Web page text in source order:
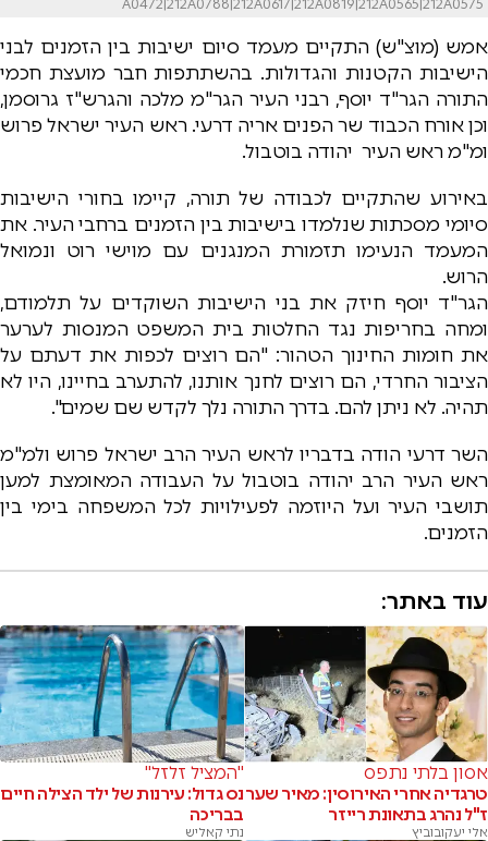
A0472|212A0788|212A0617|212A0819|212A0565|212A0575
אמש (מוצ"ש) התקיים מעמד סיום ישיבות בין הזמנים לבני
הישיבות הקטנות והגדולות. בהשתתפות חבר מועצת חכמי
התורה הגר"ד יוסף, רבני העיר הגר"מ מלכה והגרש"ז גרוסמן,
וכן אורח הכבוד שר הפנים אריה דרעי. ראש העיר ישראל פרוש
ומ"מ ראש העיר יהודה בוטבול.
באירוע שהתקיים לכבודה של תורה, קיימו בחורי הישיבות
סיומי מסכתות שנלמדו בישיבות בין הזמנים ברחבי העיר. את
המעמד הנעימו תזמורת המנגנים עם מוישי רוט ונמואל
הרוש.
הגר"ד יוסף חיזק את בני הישיבות השוקדים על תלמודם,
ומחה בחריפות נגד החלטות בית המשפט המנסות לערער
את חומות החינוך הטהור: "הם רוצים לכפות את דעתם על
הציבור החרדי, הם רוצים לחנך אותנו, להתערב בחיינו, היו לא
תהיה. לא ניתן להם. בדרך התורה נלך לקדש שם שמים".
השר דרעי הודה בדבריו לראש העיר הרב ישראל פרוש ולמ"מ
ראש העיר הרב יהודה בוטבול על העבודה המאומצת למען
תושבי העיר ועל היוזמה לפעילויות לכל המשפחה בימי בין
הזמנים.
עוד באתר:
אסון בלתי נתפס
טרגדיה אחרי האירוסין: מאיר שער
ז"ל נהרג בתאונת רייזר
אלי יעקובוביץ
"המציל זלזל"
נס גדול: עירנות של ילד הצילה חיים
בבריכה
נתי קאליש